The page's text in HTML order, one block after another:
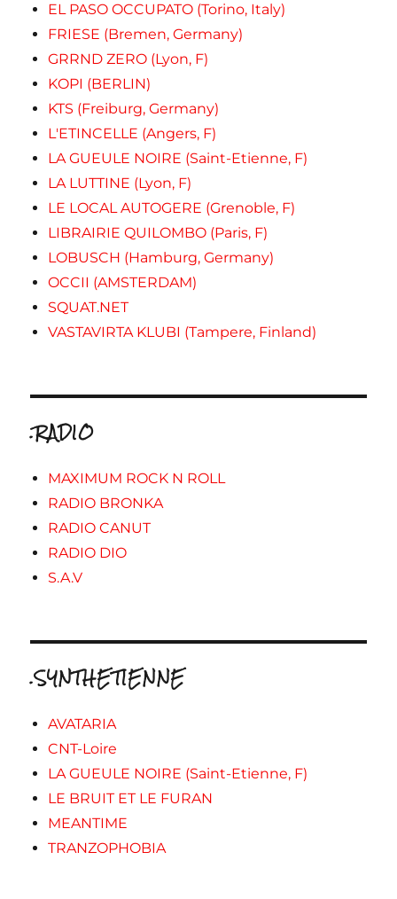
EL PASO OCCUPATO (Torino, Italy)
FRIESE (Bremen, Germany)
GRRND ZERO (Lyon, F)
KOPI (BERLIN)
KTS (Freiburg, Germany)
L'ETINCELLE (Angers, F)
LA GUEULE NOIRE (Saint-Etienne, F)
LA LUTTINE (Lyon, F)
LE LOCAL AUTOGERE (Grenoble, F)
LIBRAIRIE QUILOMBO (Paris, F)
LOBUSCH (Hamburg, Germany)
OCCII (AMSTERDAM)
SQUAT.NET
VASTAVIRTA KLUBI (Tampere, Finland)
.RADIO
MAXIMUM ROCK N ROLL
RADIO BRONKA
RADIO CANUT
RADIO DIO
S.A.V
.SYNTHETIENNE
AVATARIA
CNT-Loire
LA GUEULE NOIRE (Saint-Etienne, F)
LE BRUIT ET LE FURAN
MEANTIME
TRANZOPHOBIA